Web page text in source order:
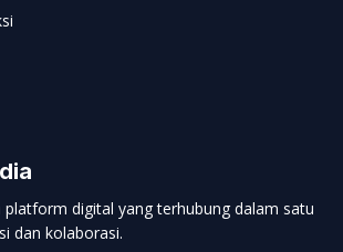
platform digital yang terhubung dalam satu
dan kolaborasi.